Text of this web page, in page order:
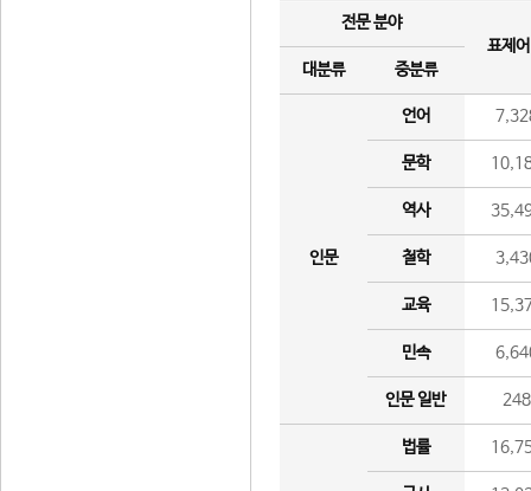
전문 분야
표제
대분류
중분류
인문
언어
문학
역사
철학
교육
민속
인문 일반 248
법률